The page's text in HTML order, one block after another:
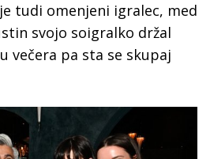
tudi omenjeni igralec, med
svojo soigralko držal
večera pa sta se skupaj